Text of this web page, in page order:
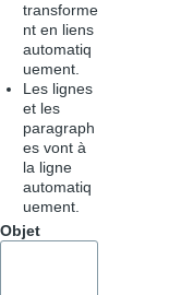
transforme
nt en liens
automatiq
uement.
Les lignes
et les
paragraph
es vont à
la ligne
automatiq
uement.
Objet